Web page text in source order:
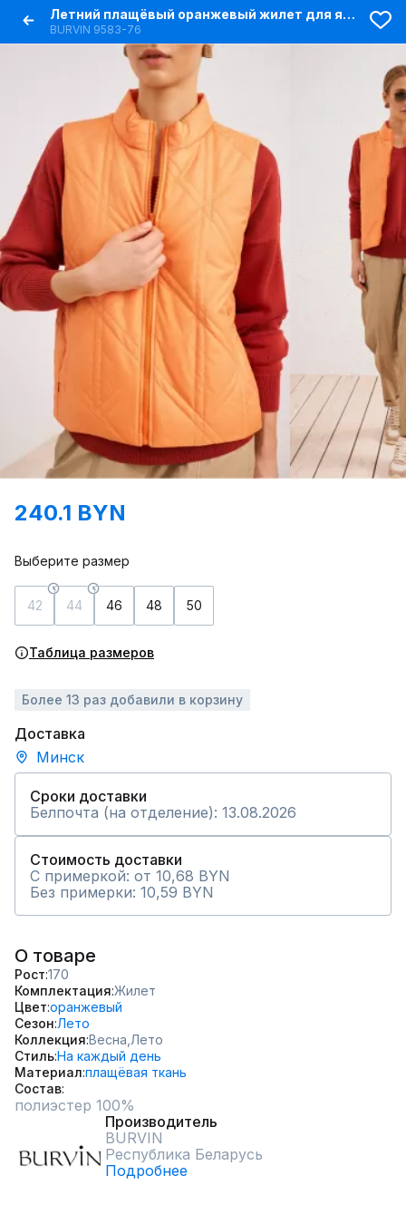
Летний плащёвый оранжевый жилет для ярких образов
BURVIN 9583-76
240.1 BYN
Выберите размер
42 44 46 48 50
Таблица размеров
Более 13 раз добавили в корзину
Доставка
Минск
Сроки доставки
Белпочта (на отделение): 13.08.2026
Стоимость доставки
С примеркой: от 10,68 BYN
Без примерки: 10,59 BYN
О товаре
Рост 170
Комплектация Жилет
Цвет оранжевый
Сезон Лето
Коллекция Весна, Лето
СтильНа каждый день
Материал плащёвая ткань
Состав
полиэстер 100%
Производитель
BURVIN
Республика Беларусь
Подробнее